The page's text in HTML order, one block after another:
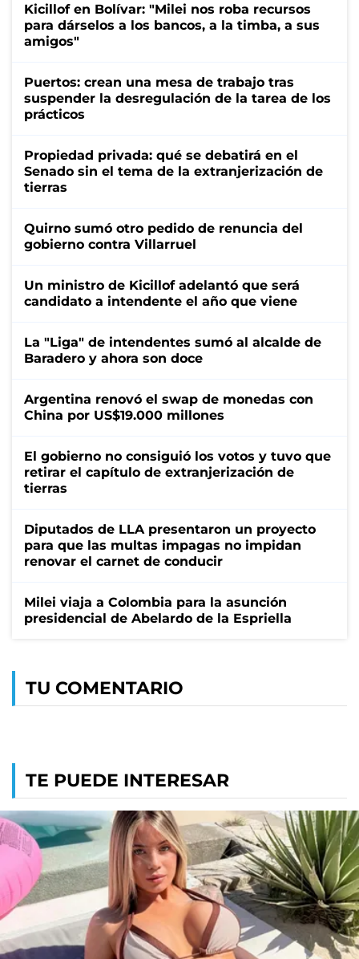
Kicillof en Bolívar: "Milei nos roba recursos
para dárselos a los bancos, a la timba, a sus
amigos"
Puertos: crean una mesa de trabajo tras
suspender la desregulación de la tarea de los
prácticos
Propiedad privada: qué se debatirá en el
Senado sin el tema de la extranjerización de
tierras
Quirno sumó otro pedido de renuncia del
gobierno contra Villarruel
Un ministro de Kicillof adelantó que será
candidato a intendente el año que viene
La "Liga" de intendentes sumó al alcalde de
Baradero y ahora son doce
Argentina renovó el swap de monedas con
China por US$19.000 millones
El gobierno no consiguió los votos y tuvo que
retirar el capítulo de extranjerización de
tierras
Diputados de LLA presentaron un proyecto
para que las multas impagas no impidan
renovar el carnet de conducir
Milei viaja a Colombia para la asunción
presidencial de Abelardo de la Espriella
TU COMENTARIO
TE PUEDE INTERESAR